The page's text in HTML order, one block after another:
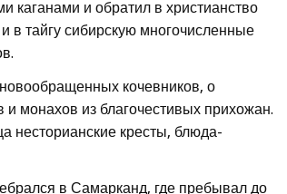
каганами и обратил в христианство
в тайгу сибирскую многочисленные
кочевников, о
монахов из благочестивых прихожан.
несторианские кресты, блюда-
в Самарканд, где пребывал до